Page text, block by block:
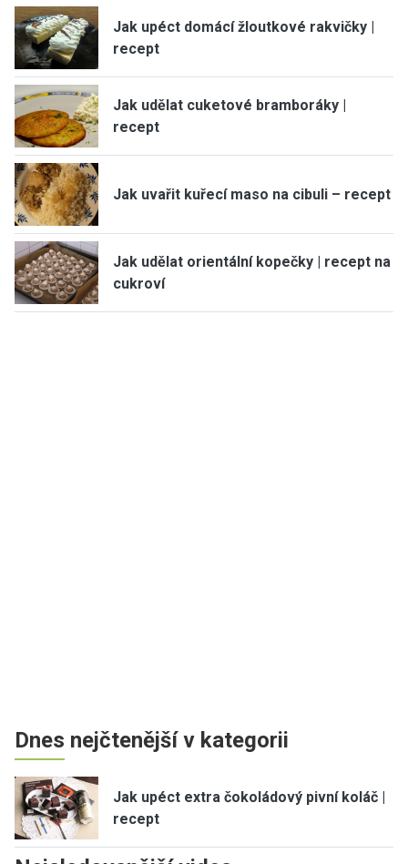
Jak upéct domácí žloutkové rakvičky |
recept
Jak udělat cuketové bramboráky |
recept
Jak uvařit kuřecí maso na cibuli – recept
Jak udělat orientální kopečky | recept na
cukroví
Dnes nejčtenější v kategorii
Jak upéct extra čokoládový pivní koláč |
recept